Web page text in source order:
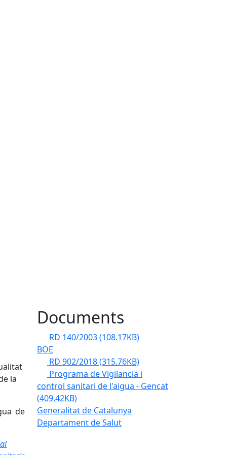
la
de
Documents
RD 140/2003(108.17KB)
BOE
RD 902/2018(315.76KB)
Programa de Vigilancia i
control sanitari de l'aigua - Gencat
(409.42KB)
Generalitat de Catalunya
Departament de Salut